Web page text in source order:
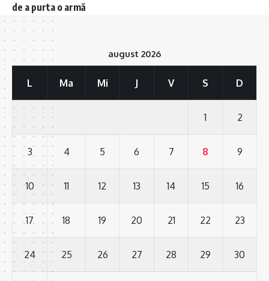
de a purta o armă
august 2026
L Ma Mi J V S D
1 2
3 4 5 6 7 8 9
10 11 12 13 14 15 16
17 18 19 20 21 22 23
24 25 26 27 28 29 30